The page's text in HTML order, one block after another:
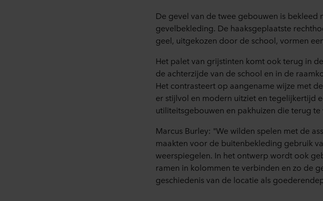
De gevel van de twee gebouwen is
gevelbekleding. De haaksgeplaatste
geel, uitgekozen door de school, vormen
Het palet van grijstinten komt ook terug in
de achterzijde van de school en in de
Het contrasteert op aangename wijze met
er stijlvol en modern uitziet en tegelijkertijd
utiliteitsgebouwen en pakhuizen die terug te
Marcus Burley: "We wilden spelen met de
maakten voor de buitenbekleding gebruik
weerspiegelen. In het ontwerp wordt ook
ramen in kolommen te verbinden en zo de
geschiedenis van de locatie als